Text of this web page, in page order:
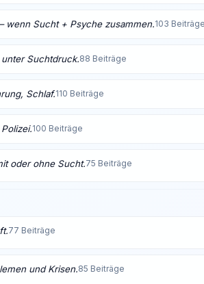
wenn Sucht + Psyche zusammen.103
Suchtdruck.88 Beiträge
Schlaf.110 Beiträge
100 Beiträge
oder ohne Sucht.75 Beiträge
77 Beiträge
und Krisen.85 Beiträge